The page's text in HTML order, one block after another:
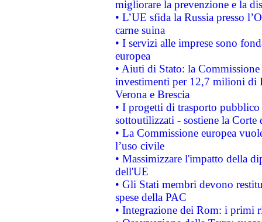
migliorare la prevenzione e la
• L’UE sfida la Russia presso
carne suina
• I servizi alle imprese sono
europea
• Aiuti di Stato: la
investimenti per 12,7 milioni di
Verona e Brescia
• I progetti di trasporto
sottoutilizzati - sostiene la Corte
• La Commissione europea
l’uso civile
• Massimizzare l'impatto della
dell'UE
• Gli Stati membri devono
spese della PAC
• Integrazione dei Rom: i primi